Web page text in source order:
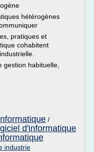
hétérogènes
pratiques et
cohabitent
gestion habituelle,
/
d'informatique
industrie